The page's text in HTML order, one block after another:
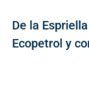
De la
Ecopetrol y